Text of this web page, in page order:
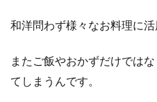
和洋問わず様々なお料理に活
またご飯やおかずだけでは
てしまうんです。